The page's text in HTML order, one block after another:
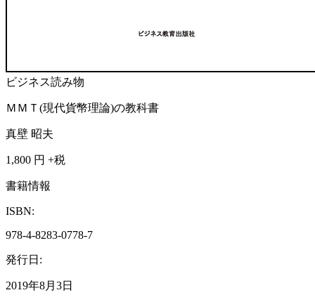
ビジネス読み物
ＭＭＴ(現代貨幣理論)の教科書
真壁 昭夫
1,800 円 +税
書籍情報
ISBN:
978-4-8283-0778-7
発行日:
2019年8月3日